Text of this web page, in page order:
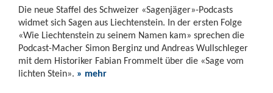
Die neue Staffel des Schweizer «Sagenjäger»-Podcasts
widmet sich Sagen aus Liechtenstein. In der ersten Folge
«Wie Liechtenstein zu seinem Namen kam» sprechen die
Podcast-Macher Simon Berginz und Andreas Wullschleger
mit dem Historiker Fabian Frommelt über die «Sage vom
lichten Stein». » mehr